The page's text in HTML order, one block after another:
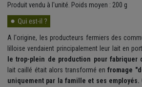
Produit vendu à l'unité. Poids moyen : 200 g
A l'origine, les producteurs fermiers des
lilloise vendaient principalement leur lait en
le trop-plein de production pour fabriquer
lait caillé était alors transformé enfromage
uniquement par la famille et ses employés.